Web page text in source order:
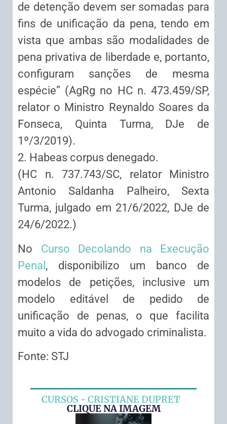
de detenção devem ser somadas para
fins de unificação da pena, tendo em
vista que ambas são modalidades de
pena privativa de liberdade e, portanto,
configuram sanções de mesma
espécie” (AgRg no HC n. 473.459/SP,
relator o Ministro Reynaldo Soares da
Fonseca, Quinta Turma, DJe de
1º/3/2019).
2. Habeas corpus denegado.
(HC n. 737.743/SC, relator Ministro
Antonio Saldanha Palheiro, Sexta
Turma, julgado em 21/6/2022, DJe de
24/6/2022.)
No Curso Decolando na Execução
Penal , disponibilizo um banco de
modelos de petições, inclusive um
modelo editável de pedido de
unificação de penas, o que facilita
muito a vida do advogado criminalista.
Fonte: STJ
CURSOS - CRISTIANE DUPRET
CLIQUE NA IMAGEM